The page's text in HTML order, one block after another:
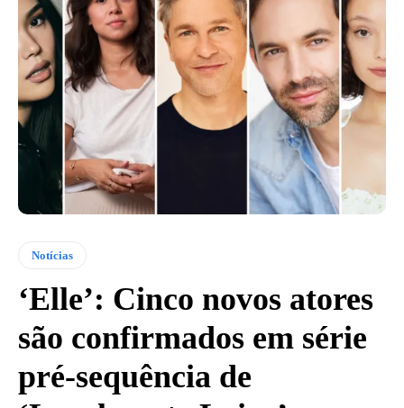
Notícias
‘Elle’: Cinco novos atores
são confirmados em série
pré-sequência de